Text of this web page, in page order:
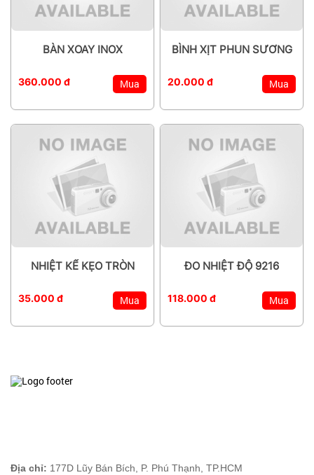
BÀN XOAY INOX
360.000 đ Mua
BÌNH XỊT PHUN SƯƠNG
20.000 đ Mua
NHIỆT KẾ KẸO TRÒN
35.000 đ Mua
ĐO NHIỆT ĐỘ 9216
118.000 đ Mua
Địa chỉ: 177D Lũy Bán Bích, P. Phú Thạnh, TP.HCM